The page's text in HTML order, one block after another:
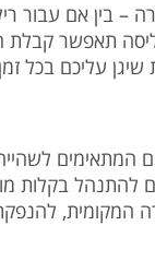
בין אם עבור
תאפשר קבלת
שיגן עליכם בכל
המתאימים
להתנהל בקלות
המקומית,